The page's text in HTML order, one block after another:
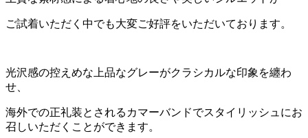
ご試着いただく中でも大変ご好評をいただいております。
光沢感の控えめな上品なグレーがクラシカルな印象を纏わ
せ、
海外での正礼装とされるカマーバンドでスタイリッシュにお
召しいただくことができます。